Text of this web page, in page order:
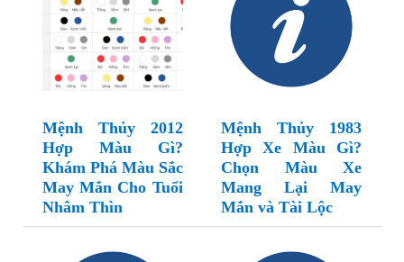
Mệnh Thủy 2012
Hợp Màu Gì?
Khám Phá Màu Sắc
May Mắn Cho Tuổi
Nhâm Thìn
Mệnh Thủy 1983
Hợp Xe Màu Gì?
Chọn Màu Xe
Mang Lại May
Mắn và Tài Lộc